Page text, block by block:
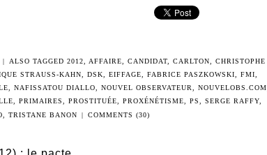
| ALSO TAGGED 2012 AFFAIRE CANDIDAT, CARLTON
CHRISTOPHE
STRAUSS-KAHN DSK EIFFAGE FABRICE PASZKOWSKI FMI
NAFISSATOU DIALLO NOUVEL OBSERVATEUR NOUVELOBS.COM
PRIMAIRES PROSTITUÉE PROXÉNÉTISME PS SERGE RAFFY
TRISTANE BANON | COMMENTS (30)